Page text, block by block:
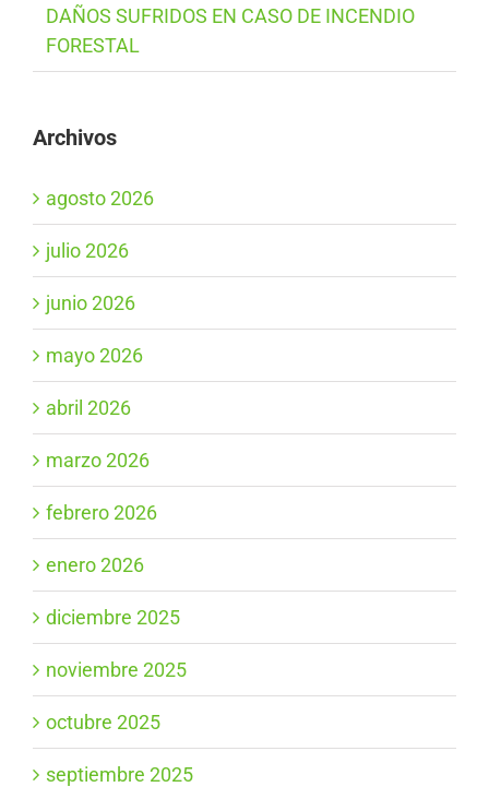
DAÑOS SUFRIDOS EN CASO DE INCENDIO
FORESTAL
Archivos
agosto 2026
julio 2026
junio 2026
mayo 2026
abril 2026
marzo 2026
febrero 2026
enero 2026
diciembre 2025
noviembre 2025
octubre 2025
septiembre 2025